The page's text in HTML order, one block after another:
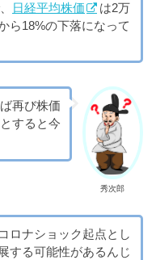
日経平均株価
は2万
ら18%の下落になって
秀次郎
再び株価
すると今
ロナショック起点とし
する可能性があるんじ